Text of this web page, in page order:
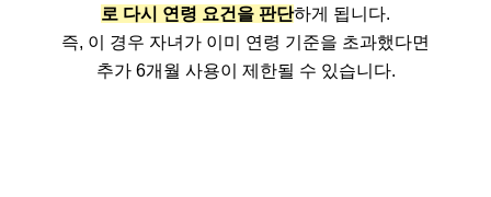
로 다시 연령 요건을 판단하게 됩니다.
즉, 이 경우 자녀가 이미 연령 기준을 초과했다면
추가 6개월 사용이 제한될 수 있습니다.